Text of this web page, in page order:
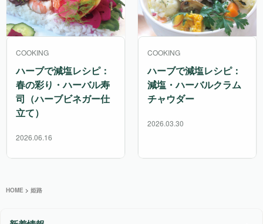
COOKING
ハーブで減塩レシピ：
春の彩り・ハーバル寿
司（ハーブビネガー仕
立て）
2026.06.16
COOKING
ハーブで減塩レシピ：
減塩・ハーバルクラム
チャウダー
2026.03.30
HOME > 姫路